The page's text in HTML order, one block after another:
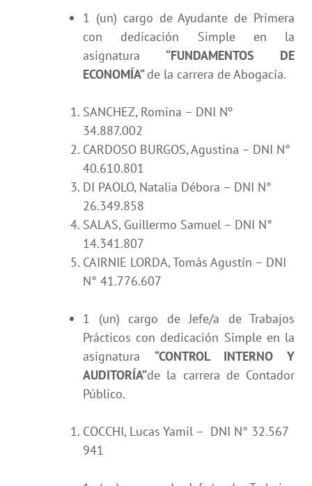
1 (un) cargo de Ayudante de Primera
con dedicación Simple en la
asignatura “FUNDAMENTOS DE
ECONOMÍA”de la carrera de Abogacía.
SANCHEZ, Romina – DNI Nº
34.887.002
CARDOSO BURGOS, Agustina – DNI N°
40.610.801
DI PAOLO, Natalia Débora – DNI N°
26.349.858
SALAS, Guillermo Samuel – DNI N°
14.341.807
CAIRNIE LORDA, Tomás Agustín – DNI
N° 41.776.607
1 (un) cargo de Jefe/a de Trabajos
Prácticos con dedicación Simple en la
asignatura “CONTROL INTERNO Y
AUDITORÍA”de la carrera de Contador
Público.
COCCHI, Lucas Yamil – DNI N° 32.567
941